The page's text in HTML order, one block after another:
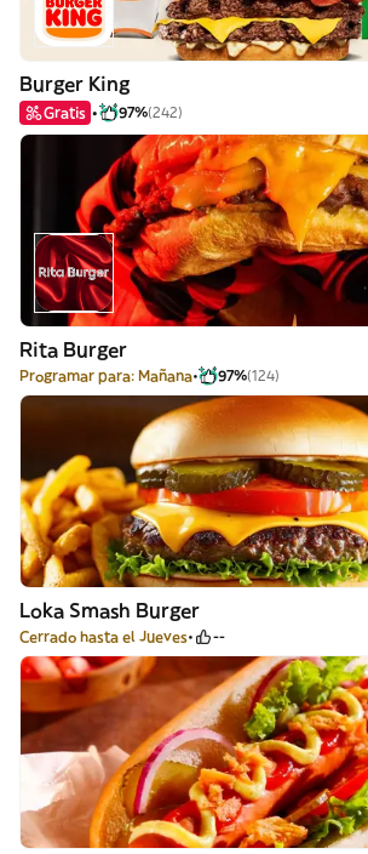
Burger King
Gratis 97%(242)
Rita Burger
Programar para: Mañana 97%(124)
Loka Smash Burger
Cerrado hasta el Jueves --